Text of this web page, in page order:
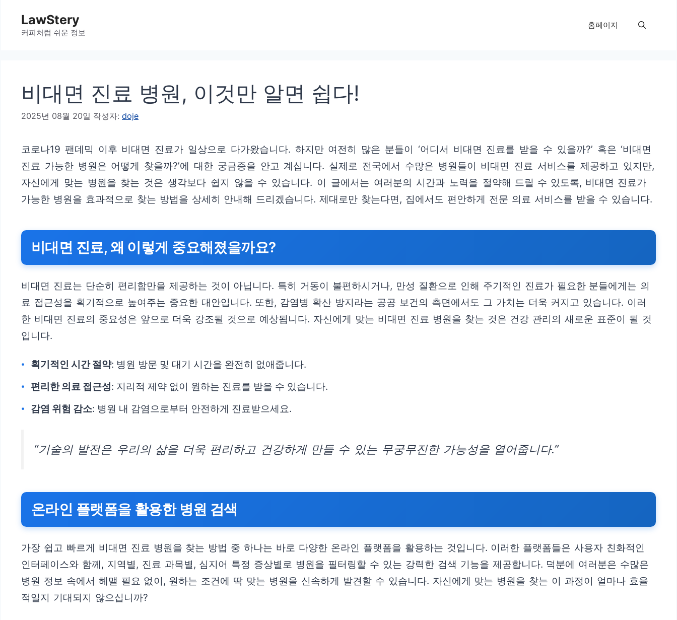
LawStery
커피처럼 쉬운 정보
홈페이지
비대면 진료 병원, 이것만 알면 쉽다!
2025년 08월 20일 작성자: doje
코로나19 팬데믹 이후 비대면 진료가 일상으로 다가왔습니다. 하지만 여전히 많은 분들이 ‘어디서 비대면 진료를 받을 수 있을까?’ 혹은 ‘비대면
진료 가능한 병원은 어떻게 찾을까?’에 대한 궁금증을 안고 계십니다. 실제로 전국에서 수많은 병원들이 비대면 진료 서비스를 제공하고 있지만,
자신에게 맞는 병원을 찾는 것은 생각보다 쉽지 않을 수 있습니다. 이 글에서는 여러분의 시간과 노력을 절약해 드릴 수 있도록, 비대면 진료가
가능한 병원을 효과적으로 찾는 방법을 상세히 안내해 드리겠습니다. 제대로만 찾는다면, 집에서도 편안하게 전문 의료 서비스를 받을 수 있습니다.
비대면 진료, 왜 이렇게 중요해졌을까요?
비대면 진료는 단순히 편리함만을 제공하는 것이 아닙니다. 특히 거동이 불편하시거나, 만성 질환으로 인해 주기적인 진료가 필요한 분들에게는 의
료 접근성을 획기적으로 높여주는 중요한 대안입니다. 또한, 감염병 확산 방지라는 공공 보건의 측면에서도 그 가치는 더욱 커지고 있습니다. 이러
한 비대면 진료의 중요성은 앞으로 더욱 강조될 것으로 예상됩니다. 자신에게 맞는 비대면 진료 병원을 찾는 것은 건강 관리의 새로운 표준이 될 것
입니다.
획기적인 시간 절약: 병원 방문 및 대기 시간을 완전히 없애줍니다.
편리한 의료 접근성: 지리적 제약 없이 원하는 진료를 받을 수 있습니다.
감염 위험 감소: 병원 내 감염으로부터 안전하게 진료받으세요.
“기술의 발전은 우리의 삶을 더욱 편리하고 건강하게 만들 수 있는 무궁무진한 가능성을 열어줍니다.”
온라인 플랫폼을 활용한 병원 검색
가장 쉽고 빠르게 비대면 진료 병원을 찾는 방법 중 하나는 바로 다양한 온라인 플랫폼을 활용하는 것입니다. 이러한 플랫폼들은 사용자 친화적인
인터페이스와 함께, 지역별, 진료 과목별, 심지어 특정 증상별로 병원을 필터링할 수 있는 강력한 검색 기능을 제공합니다. 덕분에 여러분은 수많은
병원 정보 속에서 헤맬 필요 없이, 원하는 조건에 딱 맞는 병원을 신속하게 발견할 수 있습니다. 자신에게 맞는 병원을 찾는 이 과정이 얼마나 효율
적일지 기대되지 않으십니까?